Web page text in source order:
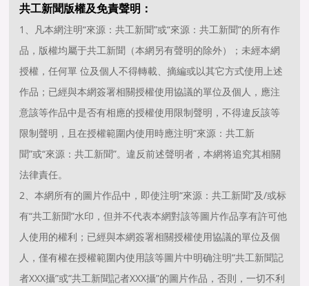
共工新聞版權及免責聲明：
1、凡本網注明“來源：共工新聞”或“來源：共工新聞”的所有作
品，版權均屬于共工新聞（本網另有聲明的除外）；未經本網
授權，任何單 位及個人不得轉載、摘編或以其它方式使用上述
作品；已經與本網簽署相關授權使用協議的單位及個人，應注
意該等作品中是否有相應的授權使用限制聲明，不得違反該等
限制聲明，且在授權範圍内使用時應注明“來源：共工新
聞”或“來源：共工新聞”。違反前述聲明者，本網将追究其相關
法律責任。
2、本網所有的圖片作品中，即使注明“來源：共工新聞”及/或标
有“共工新聞”水印，但并不代表本網對該等圖片作品享有許可他
人使用的權利；已經與本網簽署相關授權使用協議的單位及個
人，僅有權在授權範圍内使用該等圖片中明确注明“共工新聞記
者XXX攝”或“共工新聞記者XXX攝”的圖片作品，否則，一切不利